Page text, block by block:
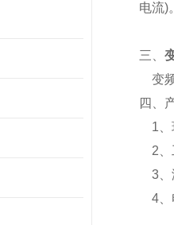
电流)
三、
变
四、
1
2
3
4、